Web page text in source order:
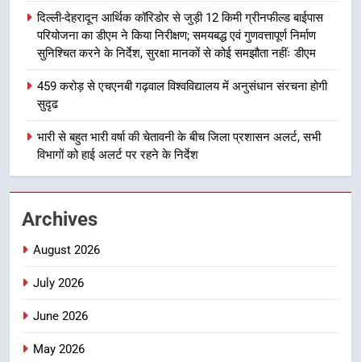
गिरफ्तार
उत्तराखण्ड
1
उत्तराखंड कांग्रेस में बड़ा संगठनात्मक
फेरबदल, नई कार्यकारिणी और समितियों
2
दिल्ली-देहरादून आर्थिक कॉरिडोर से जुड़ी 12 किमी ग्रीनफील्ड बाईपास
परियोजना का डीएम ने किया निरीक्षण; समयबद्ध एवं गुणवत्तापूर्ण निर्माण
सुनिश्चित करने के निर्देश, सुरक्षा मानकों से कोई समझौता नहींः डीएम
459 करोड़ से एचएनबी गढ़वाल विश्वविद्यालय में अनुसंधान संरचना होगी
सुदृढ
भारी से बहुत भारी वर्षा की चेतावनी के बीच जिला प्रशासन अलर्ट, सभी
विभागों को हाई अलर्ट पर रहने के निर्देश
Archives
August 2026
July 2026
June 2026
May 2026